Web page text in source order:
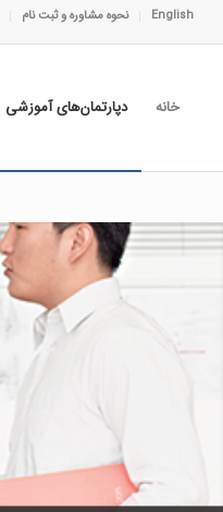
English نحوه مشاوره و ثبت نام
خانه دپارتمان‌های آموزشی